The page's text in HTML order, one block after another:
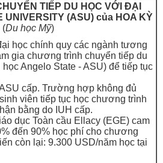
TIẾP DU HỌC VỚI ĐẠI
UNIVERSITY (ASU) của HOA KỲ
(Du học Mỹ)
học chính quy các ngành tương
gia chương trình chuyển tiếp du
Angelo State - ASU) để tiếp tục
cấp. Trường hợp không đủ
viên tiếp tục học chương trình
bằng do IUH cấp.
dục Toàn cầu Ellacy (EGE) cam
đến 90% học phí cho chương
còn lại: 9.300 USD/năm học tại